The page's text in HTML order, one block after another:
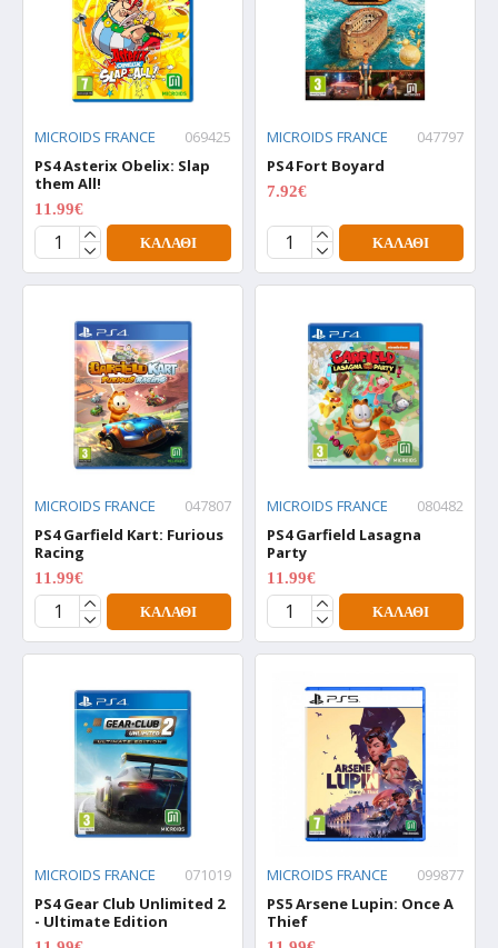
MICROIDS FRANCE
069425
PS4 Asterix Obelix: Slap
them All!
11.99€
ΚΑΛΆΘΙ
MICROIDS FRANCE
047797
PS4 Fort Boyard
7.92€
ΚΑΛΆΘΙ
MICROIDS FRANCE
047807
PS4 Garfield Kart: Furious
Racing
11.99€
ΚΑΛΆΘΙ
MICROIDS FRANCE
080482
PS4 Garfield Lasagna
Party
11.99€
ΚΑΛΆΘΙ
MICROIDS FRANCE
071019
PS4 Gear Club Unlimited 2
- Ultimate Edition
MICROIDS FRANCE
099877
PS5 Arsene Lupin: Once A
Thief